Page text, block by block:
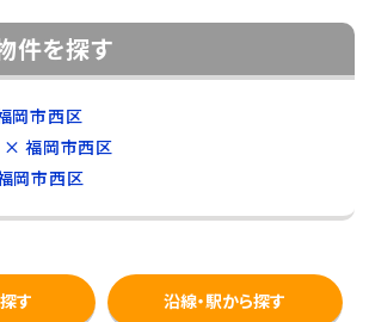
件を探す
岡市西区
× 福岡市西区
岡市西区
す 沿線・駅から探す